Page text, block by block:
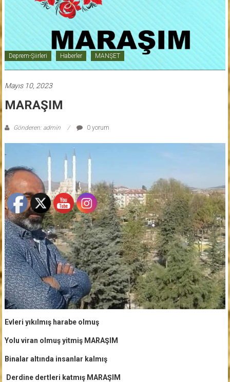
Edebiyat
Deprem-Şiirleri Haberler MANŞET
Mayıs 10, 2023
MARAŞIM
Gönderen: admin 0 yorum
Evleri yıkılmış harabe olmuş
Yolu viran olmuş yitmiş MARAŞIM
Binalar altında insanlar kalmış
Derdine dertleri katmış MARAŞIM